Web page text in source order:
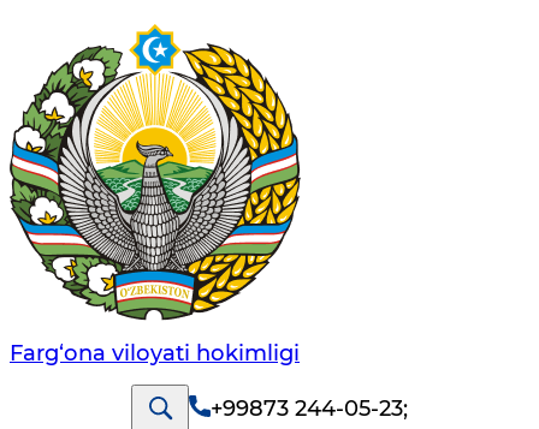
Farg‘оnа vilоyati hоkimligi
+99873 244-05-23;